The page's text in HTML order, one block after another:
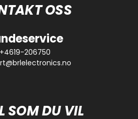
OSS
+4619-206750
SOM DU VIL